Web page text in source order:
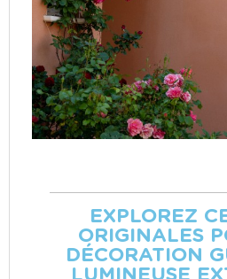
EXPLOREZ
ORIGINALES
DÉCORATION
LUMINEUSE